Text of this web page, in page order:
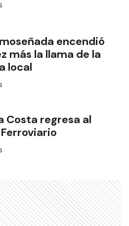
encendió
más la llama de la
local
Costa regresa al